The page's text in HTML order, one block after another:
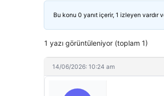
Bu konu 0 yanıt içerir, 1 izleyen vardır
1 yazı görüntüleniyor (toplam 1)
14/06/2026: 10:24 am